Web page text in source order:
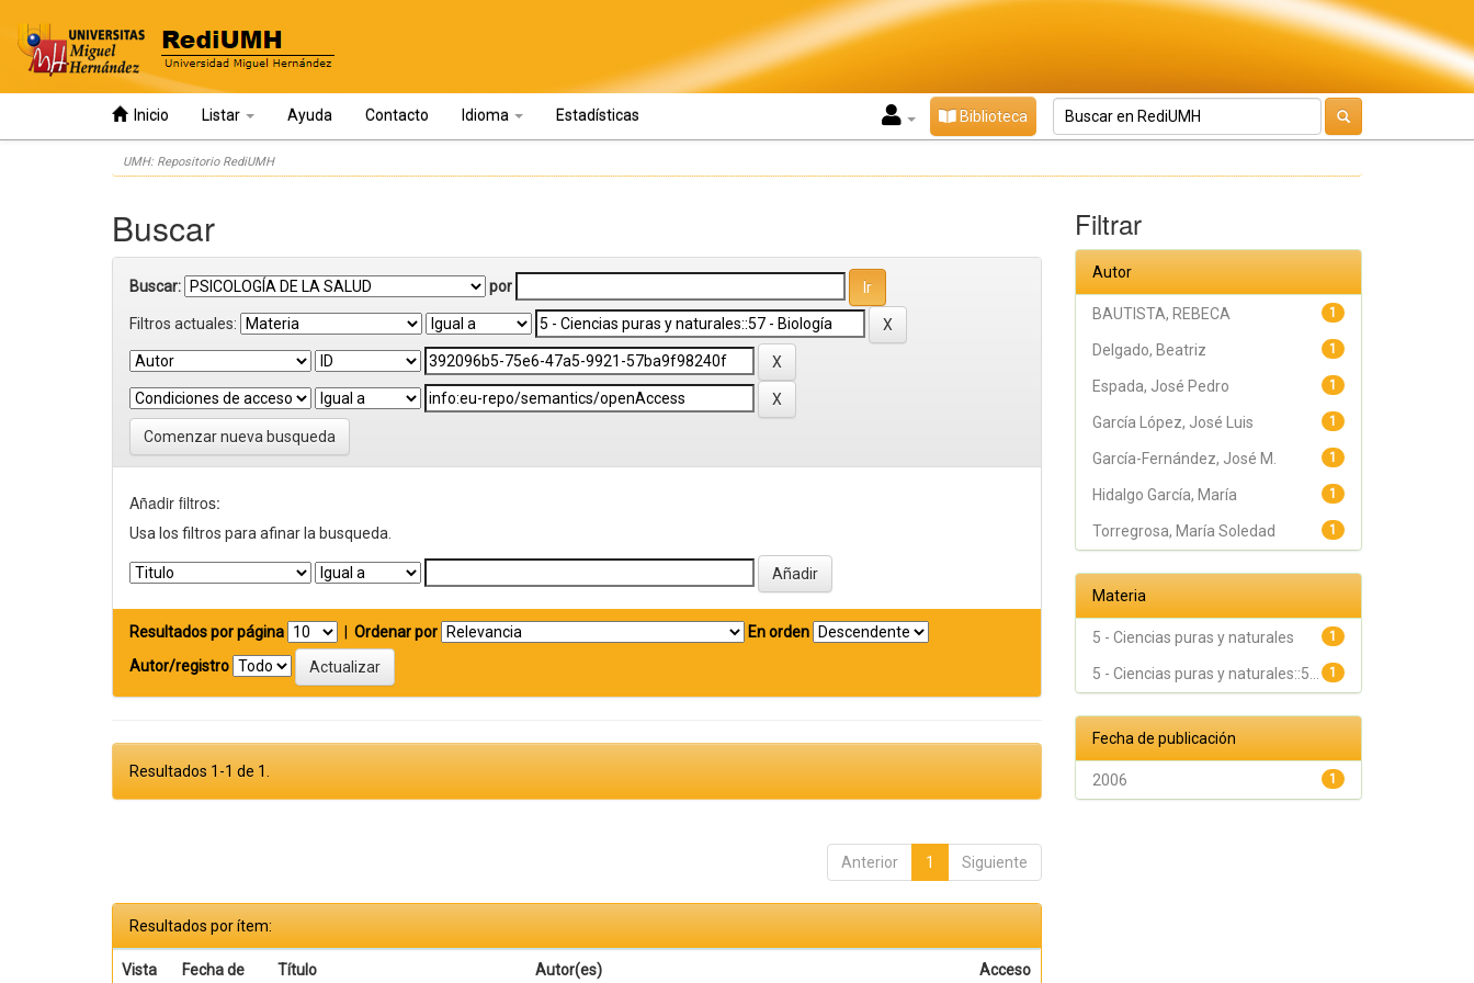
Inicio Listar Ayuda Contacto Idioma Estadísticas Biblioteca
UMH: Repositorio RediUMH
Buscar
Buscar: por
Filtros actuales:
Comenzar nueva busqueda
Añadir filtros:
Usa los filtros para afinar la busqueda.
Resultados por página Ordenar por
En orden
Autor/registro
Resultados 1-1 de 1.
Anterior 1 Siguiente
Resultados por ítem:
Vista Fecha de Título Autor(es) Acceso
Filtrar
Autor
1
BAUTISTA, REBECA
1
Delgado, Beatriz
1
Espada, José Pedro
1
García López, José Luis
1
García-Fernández, José M.
1
Hidalgo García, María
1
Torregrosa, María Soledad
Materia
1
5 - Ciencias puras y naturales
1
5 - Ciencias puras y naturales::5...
Fecha de publicación
1
2006